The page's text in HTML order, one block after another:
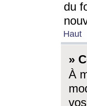
du
Haut
»
À